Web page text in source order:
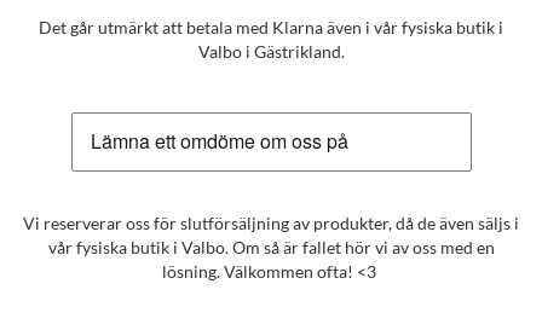
Det går utmärkt att betala med Klarna även i vår fysiska butik i
Valbo i Gästrikland.
Vi reserverar oss för slutförsäljning av produkter, då de även säljs i
vår fysiska butik i Valbo. Om så är fallet hör vi av oss med en
lösning. Välkommen ofta! <3